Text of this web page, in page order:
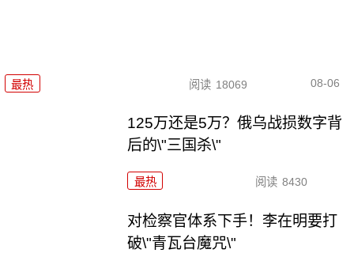
最热 阅读 18069 08-06
125万还是5万？俄乌战损数字背
后的\"三国杀\"
最热 阅读 8430
对检察官体系下手！李在明要打
破\"青瓦台魔咒\"